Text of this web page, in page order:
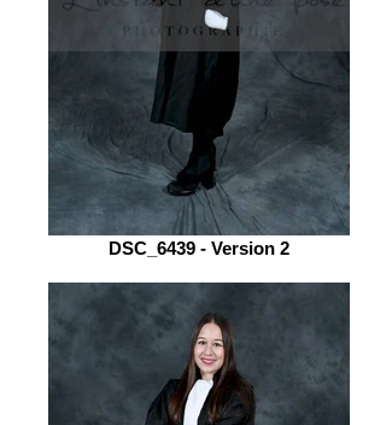
DSC_6439 - Version 2